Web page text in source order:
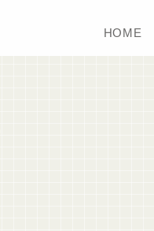
HOME